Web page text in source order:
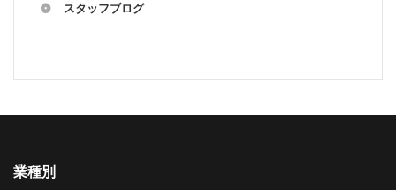
スタッフブログ
業種別